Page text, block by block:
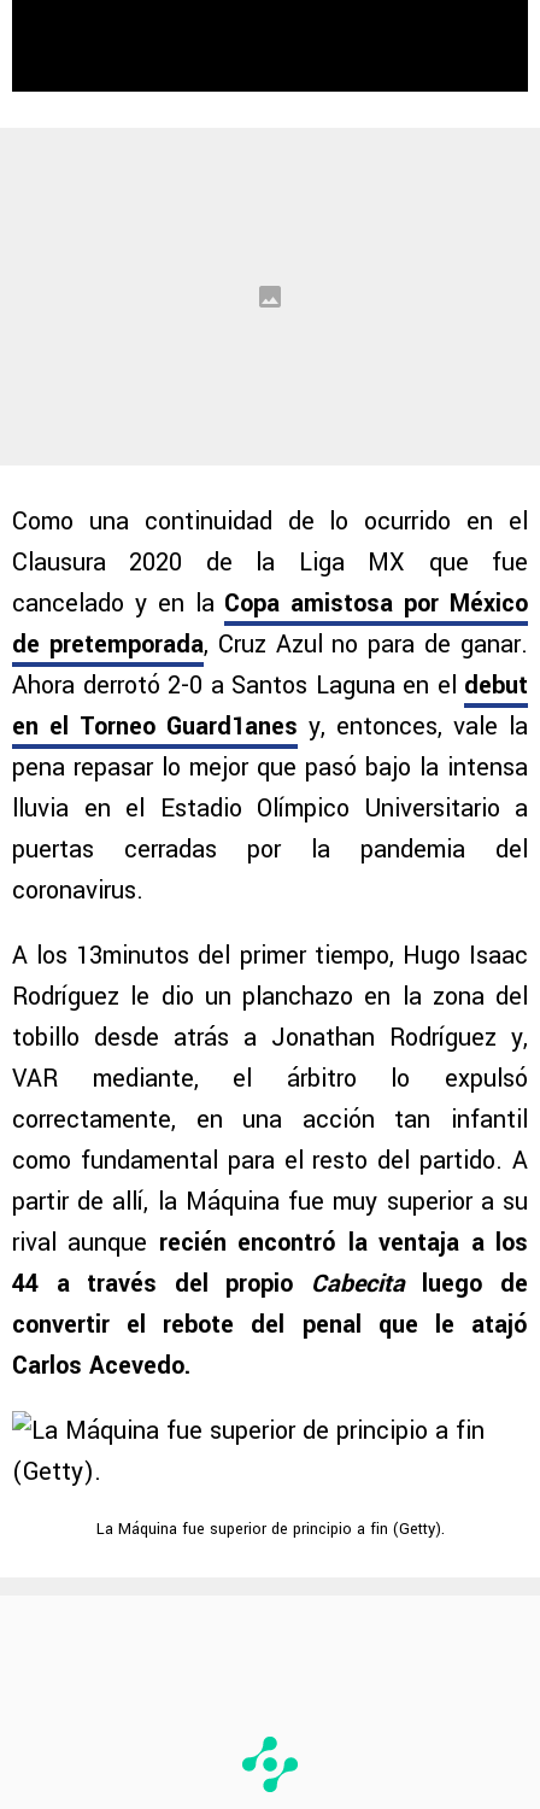
Como una continuidad de lo ocurrido en el
Clausura 2020 de la Liga MX que fue
cancelado y en la Copa amistosa por México
de pretemporada, Cruz Azul no para de ganar.
Ahora derrotó 2-0 a Santos Laguna en el debut
en el Torneo Guard1anes y, entonces, vale la
pena repasar lo mejor que pasó bajo la intensa
lluvia en el Estadio Olímpico Universitario a
puertas cerradas por la pandemia del
coronavirus.
A los 13minutos del primer tiempo, Hugo Isaac
Rodríguez le dio un planchazo en la zona del
tobillo desde atrás a Jonathan Rodríguez y,
VAR mediante, el árbitro lo expulsó
correctamente, en una acción tan infantil
como fundamental para el resto del partido. A
partir de allí, la Máquina fue muy superior a su
rival aunque recién encontró la ventaja a los
44 a través del propio Cabecitaluego de
convertir el rebote del penal que le atajó
Carlos Acevedo.
La Máquina fue superior de principio a fin (Getty).